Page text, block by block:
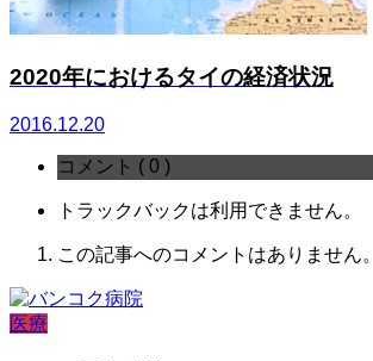
2020年におけるタイの経済状況
2016.12.20
コメント ( 0 )
トラックバックは利用できません。
この記事へのコメントはありません。
医療